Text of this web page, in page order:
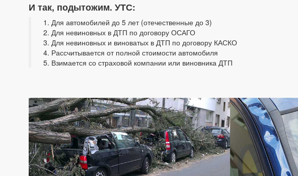
И так, подытожим. УТС:
Для автомобилей до 5 лет (отечественные до 3)
Для невиновных в ДТП по договору ОСАГО
Для невиновных и виноватых в ДТП по договору КАСКО
Рассчитывается от полной стоимости автомобиля
Взимается со страховой компании или виновника ДТП